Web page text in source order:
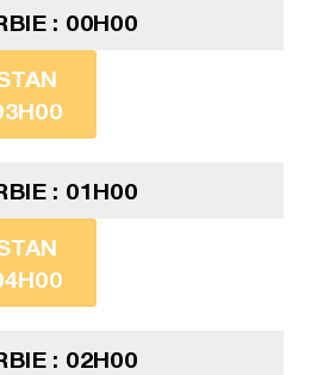
: 00H00
: 01H00
: 02H00